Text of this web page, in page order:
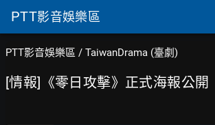
PTT影音娛樂區
PTT影音娛樂區 / TaiwanDrama (臺劇)
[情報]《零日攻擊》正式海報公開